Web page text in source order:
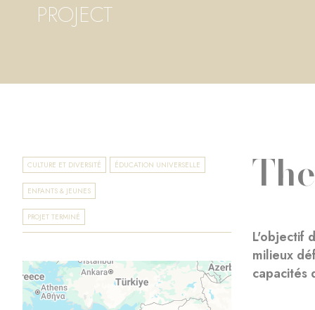
PROJECT
CULTURE ET DIVERSITÉ ÉDUCATION UNIVERSELLE
ENFANTS & JEUNES
PROJET TERMINÉ
L'objectif
milieux
capacités